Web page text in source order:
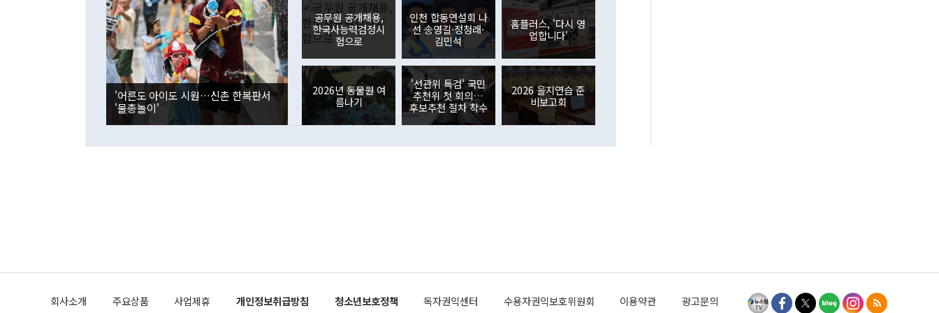
며 "정부 차원에서 (참석을) 검토하고 있다"고 발언한 데 대해서도 조 장관
은 "그것은 외교부의 몫"이라며 "아직 거기까지 진도가 나가지 않았다"고
잘랐다. 정 장관이 이날 소개한 대북 구상과 설명은 정부 내 조율을 거치지
않았다는 점에서 문제가 있다. 특히 주적 표현 대체와 국호 사용, 9·19 군
사합의 복원, 4자회담 추진 등은 통일부 장관이 결정할 사안이 아니어서 월
권이라는 지적이 나오고 있다. 이 대통령은 정 장관의 업무보고를 듣고 난
뒤 "여기 업무보고에 발표했다고 승인난 건 아니다"라고 재차 확인했다. 정
부의 한 소식통은 "정 장관의 발언 내용은 대부분 국가안전보장회의(NSC)
를 거쳐 결정된 사안이 아닌 정 장관의 개인적 생각에 가깝다"며 "안보 관
련 부처 장관이 정부의 공식 정책이 아닌 사안을 추진하겠다고 업무보고를
하고 대통령의 면전에서 '국군통수권자가 나서야 한다'고 주장한 것은 심각
이나 미국은 북한에 선비핵화를 공식적으로 요구한 적이 없기 때문이다. 지
공하는 방식으로 이뤄졌다. 1994년 북·미 제네바 기본합의는 핵시설 동결
인의 해외투자가 80억1000만달러, 외국인의 국내투자가 46억3000만달러
각각 증가했다. 증권투자에서는 외국인의 국내 주식 매도세가 이어졌다. 외
국인의 국내 주식 투자는 차익실현 매도 등의 영향으로 316억1000만달러
감소하며 전월(-310억5000만달러)에 이어 역대 최대 순매도 기록을 다시
경신했다. 외국인의 국내 채권투자는 세계국채지수(WGBI) 자금 유입에도
분기 말 만기도래 영향으로 증가 폭이 줄어든 52억9000만달러를 기록했
다. 내국인의 해외 증권투자는 주식을 중심으로 35억6000만달러 증가했
다. eoyn2@newspim.com
'어른도 아이도 시원…신촌 한복판서
'물총놀이'
공무원 공개채용,
한국사능력검정시
험으로
인천 합동연설회 나
선 송영길·정청래·
김민석
홈플러스, '다시 영
업합니다'
2026년 동물원 여
름나기
'선관위 특검' 국민
추천위 첫 회의…
후보추천 절차 착수
2026 을지연습 준
비보고회
회사소개 주요상품 사업제휴 개인정보취급방침 청소년보호정책 독자권익센터 수용자권익보호위원회 이용약관 광고문의